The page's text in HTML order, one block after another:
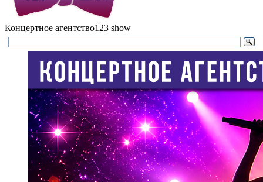
Концертное агентство123 show